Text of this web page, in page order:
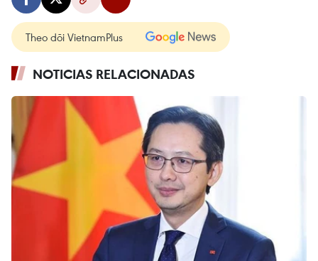
Theo dõi VietnamPlus
NOTICIAS RELACIONADAS